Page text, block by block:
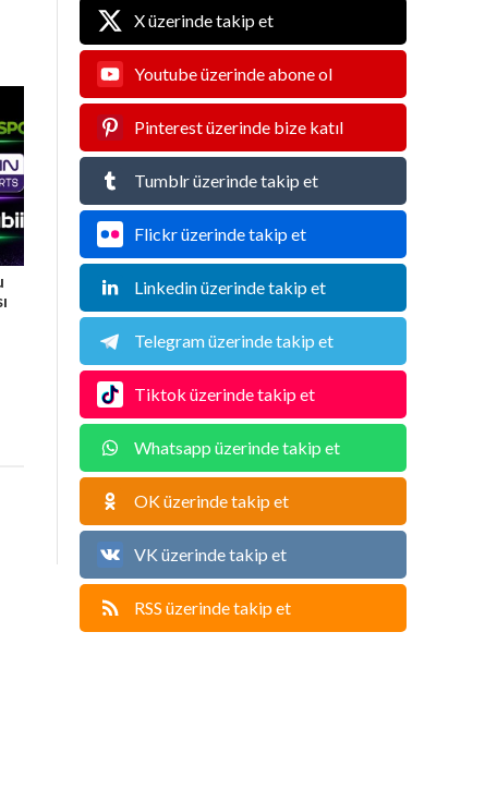
X üzerinde takip et
Youtube üzerinde abone ol
Pinterest üzerinde bize katıl
Tumblr üzerinde takip et
Flickr üzerinde takip et
Linkedin üzerinde takip et
Telegram üzerinde takip et
Tiktok üzerinde takip et
Whatsapp üzerinde takip et
OK üzerinde takip et
VK üzerinde takip et
RSS üzerinde takip et